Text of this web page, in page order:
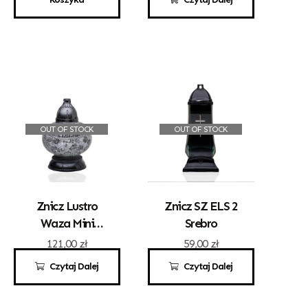
OUT OF STOCK
Czytaj Dalej
Znicz Lustro
Waza Mini
Srebrna
121,00 zł
OUT OF STOCK
Czytaj Dalej
Znicz SZ ELS 2
Srebro
59,00 zł